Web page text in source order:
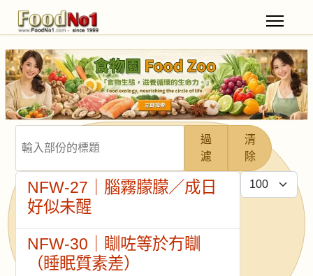
過
濾
清
除
每頁顯示條數
NFW-27｜腦霧朦朦／成日
好似未醒
NFW-30｜瞓咗等於冇瞓
（睡眠質素差）